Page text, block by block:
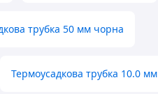
трубка 50 мм чорна
Термоусадкова трубка 10.0 мм